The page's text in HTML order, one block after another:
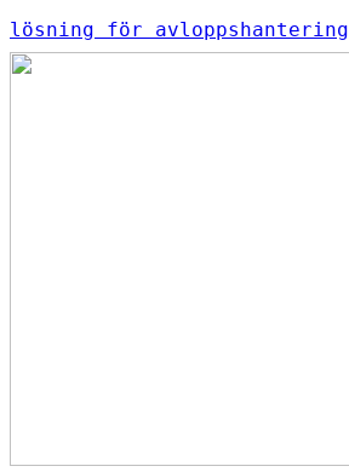
lösning för avloppshantering